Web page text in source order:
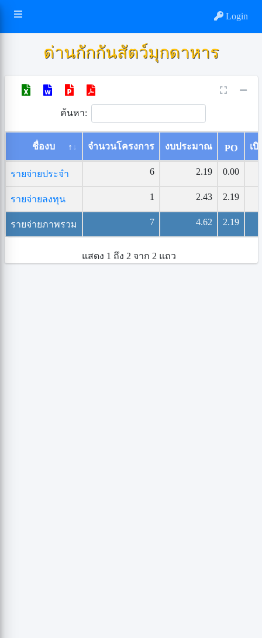
Login
ด่านกักกันสัตว์มุกดาหาร
ค้นหา:
ชื่องบ จำนวนโครงการ งบประมาณ PO เบิ
รายจ่ายประจำ 6 2.19 0.00
รายจ่ายลงทุน 1 2.43 2.19
รายจ่ายภาพรวม 7 4.62 2.19
แสดง 1 ถึง 2 จาก 2 แถว